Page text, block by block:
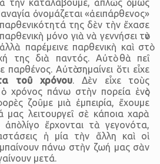
τὴν καταλάβουμε, ἁπλῶς ὅμως
ὀνομάζεται «ἀειπάρθενος»
της δὲν τὴν ἔχασε
μόνο γιὰ νὰ γεννήσει τὸν
παρέμεινε παρθενικὴ καὶ στὸ
της διὰ παντός. Αὐτὸ θὰ πεῖ
Αὐτὸ σημαίνει ὅτι εἶχε
τοῦ χρόνου. Δὲν εἶχε τοὺς
χρόνος πάνω στὴν πορεία ἑνὸς
ζοῦμε μιὰ ἐμπειρία, ἔχουμε
μας λειτουργεῖ σὲ κάποια χαρὰ
ἀπὸ λίγο ἔρχονται τὰ γεγονότα,
ἡ μία τὴν ἄλλη καὶ οἱ
πάνω στὴν ζωή μας σὰν
μετά.